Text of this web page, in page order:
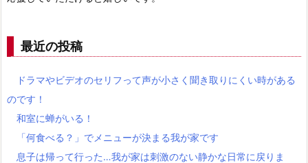
最近の投稿
ドラマやビデオのセリフって声が小さく聞き取りにくい時がある
のです！
和室に蝉がいる！
「何食べる？」でメニューが決まる我が家です
息子は帰って行った…我が家は刺激のない静かな日常に戻りま